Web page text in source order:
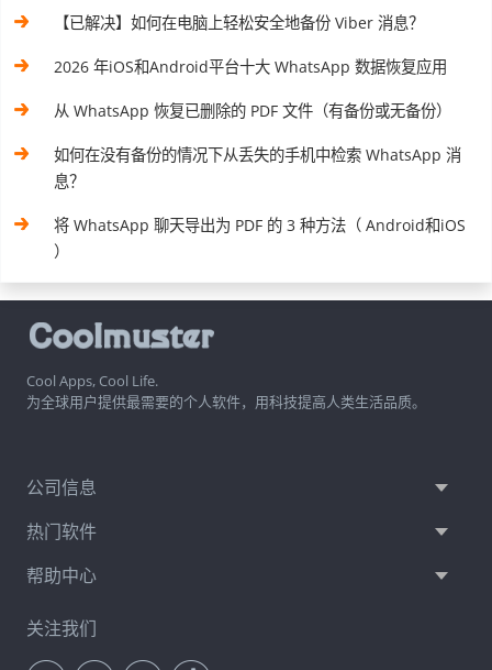
【已解决】如何在电脑上轻松安全地备份 Viber 消息？
2026 年iOS和Android平台十大 WhatsApp 数据恢复应用
从 WhatsApp 恢复已删除的 PDF 文件（有备份或无备份）
如何在没有备份的情况下从丢失的手机中检索 WhatsApp 消
息？
将 WhatsApp 聊天导出为 PDF 的 3 种方法（ Android和iOS
）
Cool Apps, Cool Life.
为全球用户提供最需要的个人软件，用科技提高人类生活品质。
公司信息
热门软件
帮助中心
关注我们